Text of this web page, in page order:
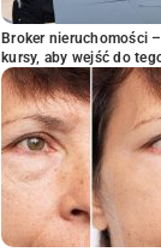
Broker nieruchomości
kursy, aby wejść do